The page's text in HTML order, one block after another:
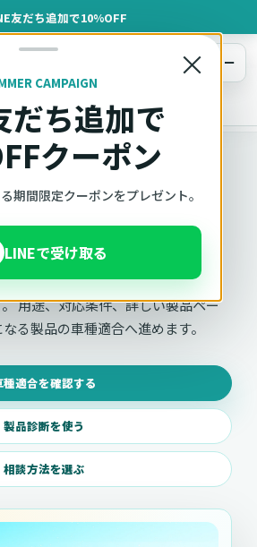
友だち追加で10%OFF
×
CAMPAIGN
だち追加で
クーポン
期間限定クーポンをプレゼント。
LINEで受け取る
メニュー
を一覧で比較
、MEDIA、ACCESSORYをシ
用途、対応条件、詳しい製品ペー
る製品の車種適合へ進めます。
種適合を確認する
製品診断を使う
相談方法を選ぶ